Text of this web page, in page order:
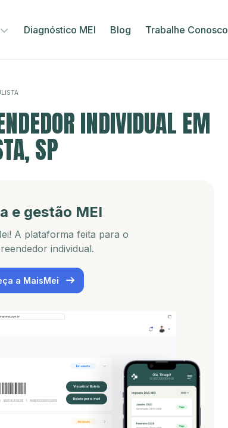
Diagnóstico MEI Blog Trabalhe Conosco
INDIVIDUAL EM
SP
e gestão MEI
A plataforma feita para o
individual.
a MaisMei